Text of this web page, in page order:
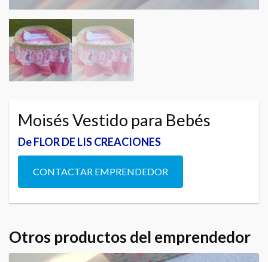
Moisés Vestido para Bebés
De FLOR DE LIS CREACIONES
CONTACTAR EMPRENDEDOR
Otros productos del emprendedor